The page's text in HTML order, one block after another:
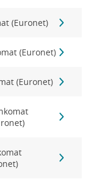
(Euronet)
(Euronet)
(Euronet)